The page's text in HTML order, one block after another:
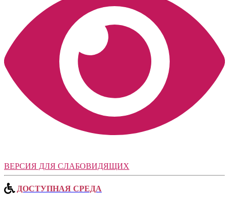
ВЕРСИЯ ДЛЯ СЛАБОВИДЯЩИХ
ДОСТУПНАЯ СРЕДА